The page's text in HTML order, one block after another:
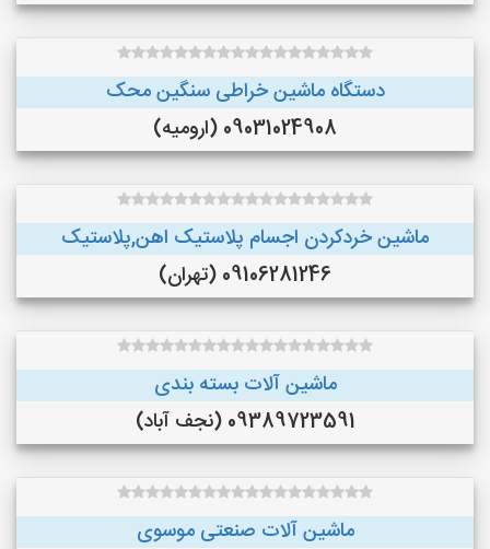
دستگاه ماشین خراطی سنگین محک
09031024908 (ارومیه)
ماشین خردکردن اجسام پلاستیک اهن,پلاستیک
09106281246 (تهران)
ماشین آلات بسته بندی
09389723591 (نجف‌ آباد)
ماشین آلات صنعتی موسوی